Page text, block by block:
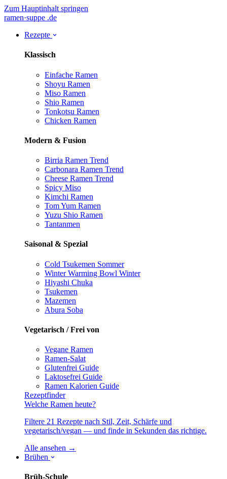
Zum Hauptinhalt springen
ramen·suppe .de
Rezepte
Klassisch
Einfache Ramen
Shoyu Ramen
Miso Ramen
Shio Ramen
Tonkotsu Ramen
Chicken Ramen
Modern & Fusion
Birria Ramen Trend
Carbonara Ramen Trend
Cheese Ramen Trend
Spicy Miso
Kimchi Ramen
Tom Yum Ramen
Yuzu Shio Ramen
Tantanmen
Saisonal & Spezial
Cold Tsukemen Sommer
Winter Warming Bowl Winter
Hiyashi Chuka
Tsukemen
Mazemen
Abura Soba
Vegetarisch / Frei von
Vegane Ramen
Ramen-Salat
Glutenfrei Guide
Laktosefrei Guide
Ramen Kalorien Guide
Rezeptfinder
Welche Ramen heute?
Filtere 21 Rezepte nach Stil, Zeit, Schärfe und
vegetarisch/vegan — und finde in Sekunden das richtige.
Alle ansehen →
Brühen
Brüh-Schule